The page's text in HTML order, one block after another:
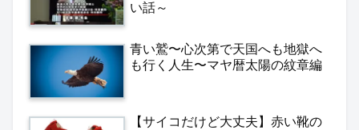
い話～
青い鷲〜心次第で天国へも地獄へ
も行く人生〜マヤ暦太陽の紋章編
【サイコだけど大丈夫】赤い靴の